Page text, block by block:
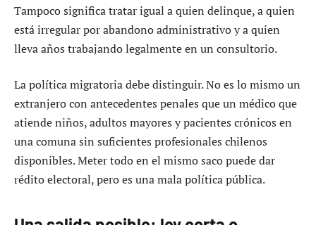
Tampoco significa tratar igual a quien delinque, a quien
está irregular por abandono administrativo y a quien
lleva años trabajando legalmente en un consultorio.
La política migratoria debe distinguir. No es lo mismo un
extranjero con antecedentes penales que un médico que
atiende niños, adultos mayores y pacientes crónicos en
una comuna sin suficientes profesionales chilenos
disponibles. Meter todo en el mismo saco puede dar
rédito electoral, pero es una mala política pública.